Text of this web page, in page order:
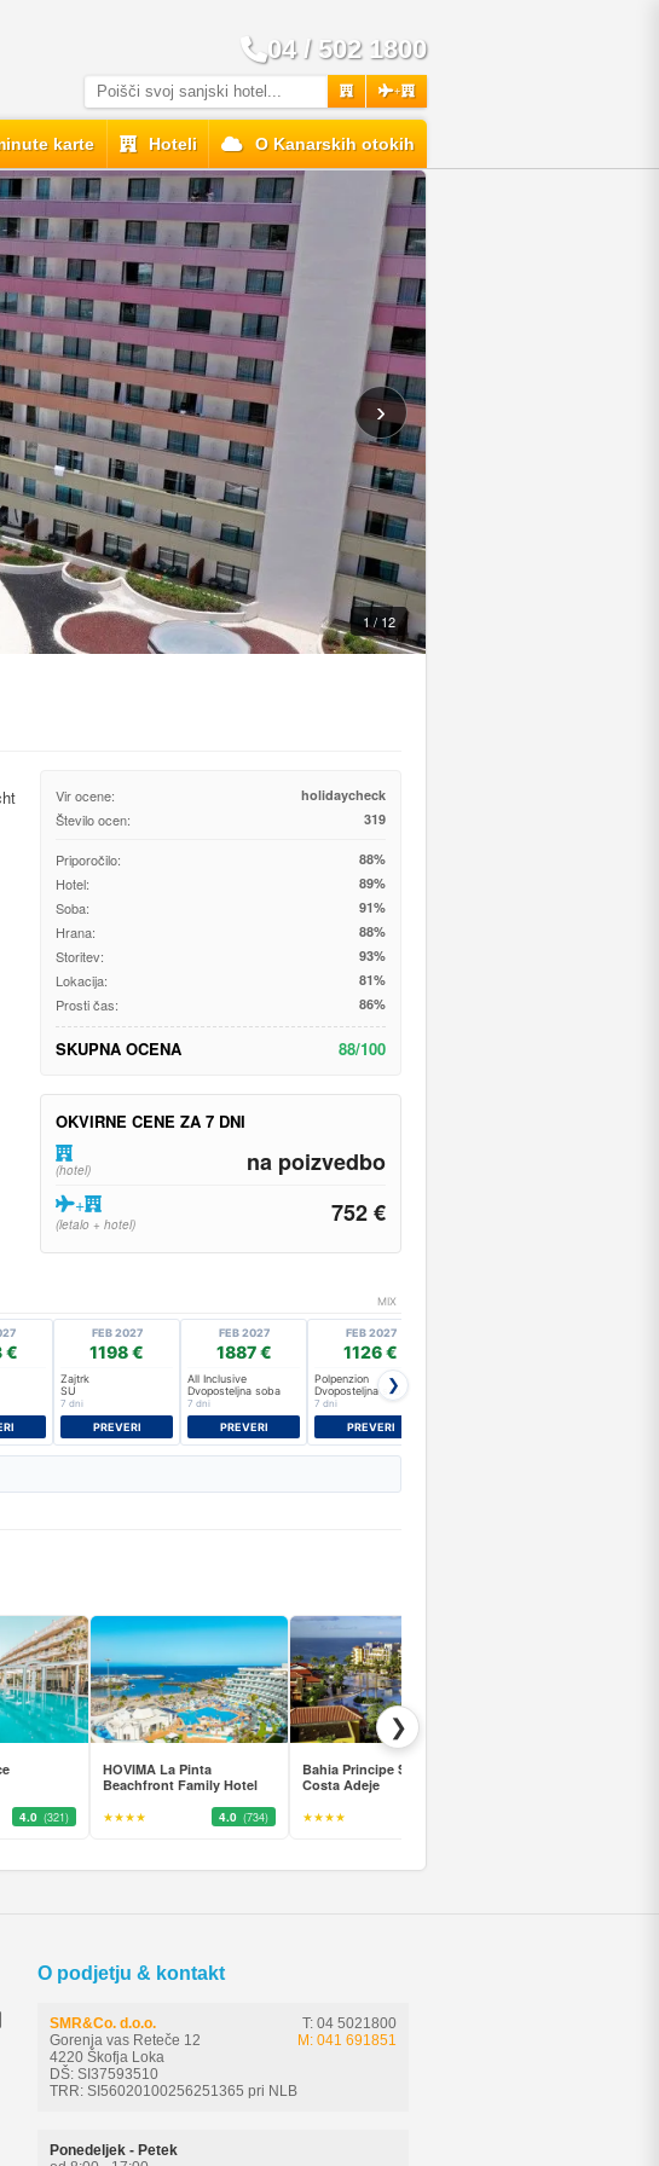
04 / 502 1800
+
karte Hoteli O Kanarskih otokih
›
1 / 12
Vir ocene: holidaycheck
Število ocen: 319
Priporočilo: 88%
Hotel: 89%
Soba: 91%
Hrana: 88%
Storitev: 93%
Lokacija: 81%
Prosti čas: 86%
SKUPNA OCENA 88/100
OKVIRNE CENE ZA 7 DNI
(hotel) na poizvedbo
+
(letalo + hotel) 752 €
MIX
€
FEB 2027
1198 €
Zajtrk
SU
7 dni
PREVERI
FEB 2027
1887 €
All Inclusive
Dvoposteljna soba
7 dni
PREVERI
FEB 2027
1126 €
Polpenzion
Dvoposteljna soba
7 dni
PREVERI
❯
4.0 (321)
HOVIMA La Pinta
Beachfront Family Hotel
★★★★ 4.0 (734)
Bahia Principe Sunlight
Costa Adeje
★★★★
❯
O podjetju & kontakt
SMR&Co. d.o.o.
Gorenja vas Reteče 12
4220 Škofja Loka
DŠ: SI37593510
TRR: SI56020100256251365 pri NLB
T: 04 5021800
M: 041 691851
Ponedeljek - Petek